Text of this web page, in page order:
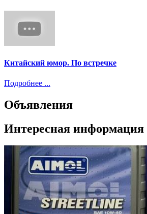
Китайский юмор. По встречке
Подробнее ...
Объявления
Интересная информация